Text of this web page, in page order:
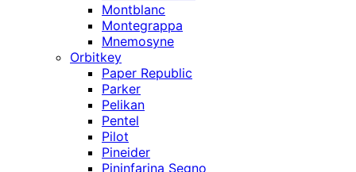
Montblanc
Montegrappa
Mnemosyne
Orbitkey
Paper Republic
Parker
Pelikan
Pentel
Pilot
Pineider
Pininfarina Segno